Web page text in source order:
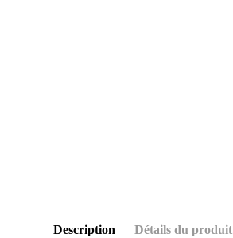
Description Détails du produit